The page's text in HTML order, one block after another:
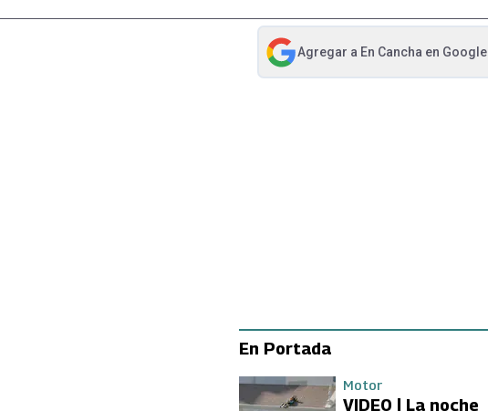
Agregar a En Cancha en Google
abre en nueva pestaña
En Portada
Motor
VIDEO | La noche